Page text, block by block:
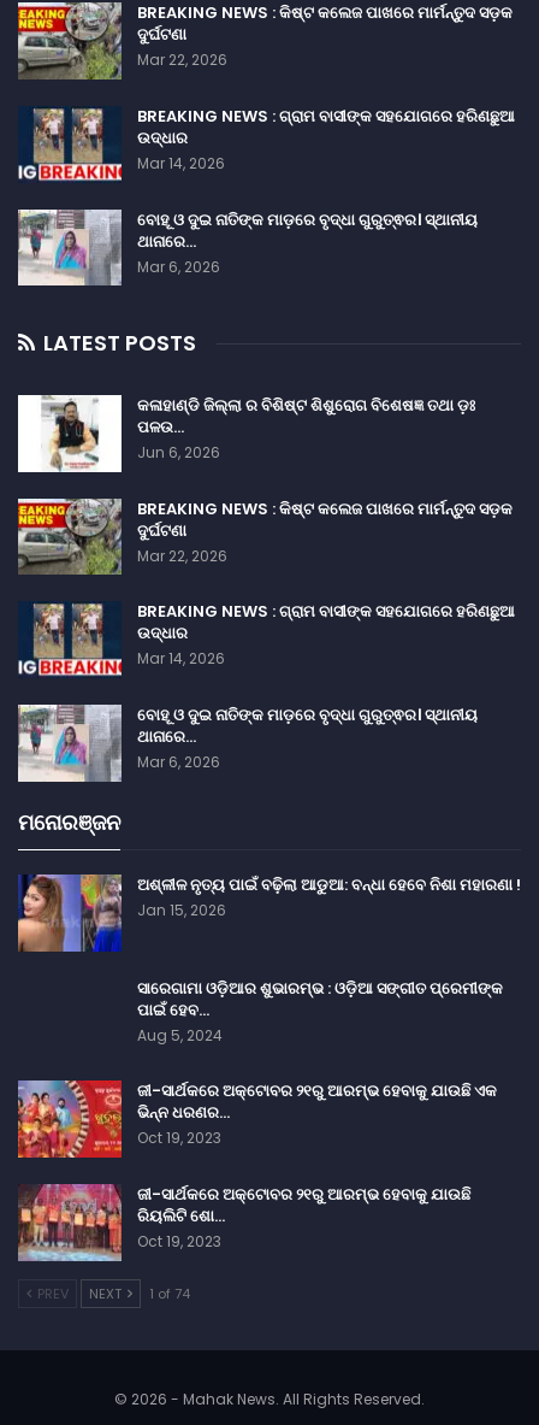
BREAKING NEWS : କିଷ୍ଟ କଲେଜ ପାଖରେ ମାର୍ମନ୍ତୁଦ ସଡ଼କ
ଦୁର୍ଘଟଣା
Mar 22, 2026
BREAKING NEWS : ଗ୍ରାମ ବାସୀଙ୍କ ସହଯୋଗରେ ହରିଣଛୁଆ
ଉଦ୍ଧାର
Mar 14, 2026
ବୋହୂ ଓ ଦୁଇ ନାତିଙ୍କ ମାଡ଼ରେ ବୃଦ୍ଧା ଗୁରୁତ୍ଵର। ସ୍ଥାନୀୟ
ଥାନାରେ…
Mar 6, 2026
LATEST POSTS
କଳାହାଣ୍ଡି ଜିଲ୍ଲା ର ବିଶିଷ୍ଟ ଶିଶୁରୋଗ ବିଶେଷଜ୍ଞ ତଥା ଡ଼ଃ
ପଳଉ…
Jun 6, 2026
BREAKING NEWS : କିଷ୍ଟ କଲେଜ ପାଖରେ ମାର୍ମନ୍ତୁଦ ସଡ଼କ
ଦୁର୍ଘଟଣା
Mar 22, 2026
BREAKING NEWS : ଗ୍ରାମ ବାସୀଙ୍କ ସହଯୋଗରେ ହରିଣଛୁଆ
ଉଦ୍ଧାର
Mar 14, 2026
ବୋହୂ ଓ ଦୁଇ ନାତିଙ୍କ ମାଡ଼ରେ ବୃଦ୍ଧା ଗୁରୁତ୍ଵର। ସ୍ଥାନୀୟ
ଥାନାରେ…
Mar 6, 2026
ମନୋରଞ୍ଜନ
ଅଶ୍ଳୀଳ ନୃତ୍ୟ ପାଇଁ ବଢ଼ିଲା ଆଡୁଆ: ବନ୍ଧା ହେବେ ନିଶା ମହାରଣା !
Jan 15, 2026
ସାରେଗାମା ଓଡ଼ିଆର ଶୁଭାରମ୍ଭ : ଓଡ଼ିଆ ସଙ୍ଗୀତ ପ୍ରେମୀଙ୍କ
ପାଇଁ ହେବ…
Aug 5, 2024
ଜୀ-ସାର୍ଥକରେ ଅକ୍ଟୋବର ୨୧ରୁ ଆରମ୍ଭ ହେବାକୁ ଯାଉଛି ଏକ
ଭିନ୍ନ ଧରଣର…
Oct 19, 2023
ଜୀ-ସାର୍ଥକରେ ଅକ୍ଟୋବର ୨୧ରୁ ଆରମ୍ଭ ହେବାକୁ ଯାଉଛି
ରିୟଲିଟି ଶୋ…
Oct 19, 2023
PREV NEXT 1 of 74
© 2026 - Mahak News. All Rights Reserved.